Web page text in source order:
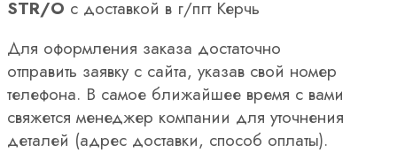
STR/O с доставкой в г/пгт Керчь
Для оформления заказа достаточно
отправить заявку с сайта, указав свой номер
телефона. В самое ближайшее время с вами
свяжется менеджер компании для уточнения
деталей (адрес доставки, способ оплаты).